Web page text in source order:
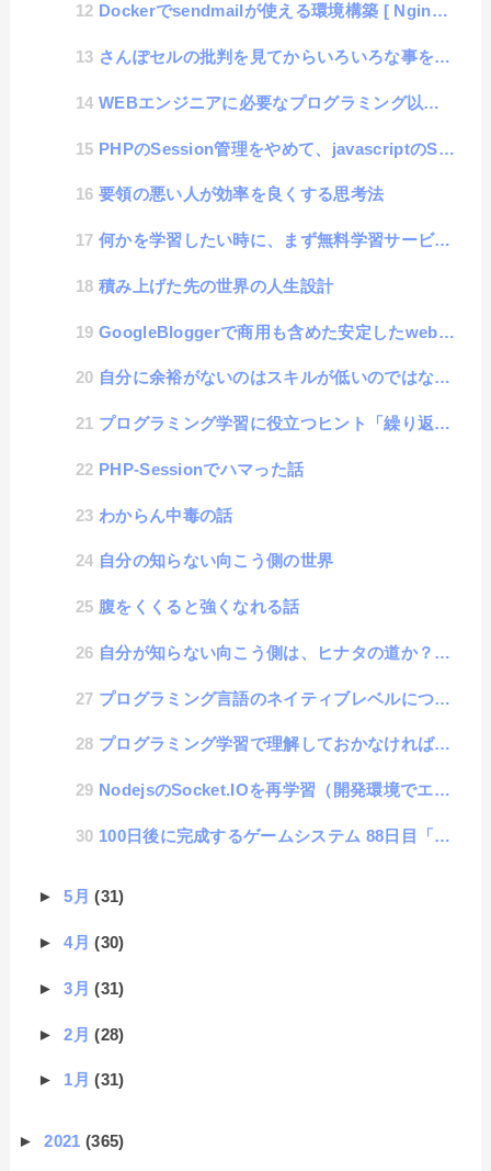
Dockerでsendmailが使える環境構築 [ Nginx-alphine + PHP-alph...
さんぽセルの批判を見てからいろいろな事を思い出した話
WEBエンジニアに必要なプログラミング以外のスキル
PHPのSession管理をやめて、javascriptのSessionStorageを採用した技術的な話
要領の悪い人が効率を良くする思考法
何かを学習したい時に、まず無料学習サービスを使わない人が、何をやっても学習できない事がわかった話
積み上げた先の世界の人生設計
GoogleBloggerで商用も含めた安定したwebサイト制作を求めて
自分に余裕がないのはスキルが低いのではなく、「○○」という悪魔の言葉を言ってしまうから
プログラミング学習に役立つヒント「繰り返しの学習」
PHP-Sessionでハマった話
わからん中毒の話
自分の知らない向こう側の世界
腹をくくると強くなれる話
自分が知らない向こう側は、ヒナタの道か？イバラの道か？
プログラミング言語のネイティブレベルについて
プログラミング学習で理解しておかなければいけない「ネガティブわからない」と「ポジティブわからない」
NodejsのSocket.IOを再学習（開発環境でエラーを出さないために）
100日後に完成するゲームシステム 88日目「路線変更」
►5月(31)
►4月(30)
►3月(31)
►2月(28)
► 1月(31)
►2021(365)